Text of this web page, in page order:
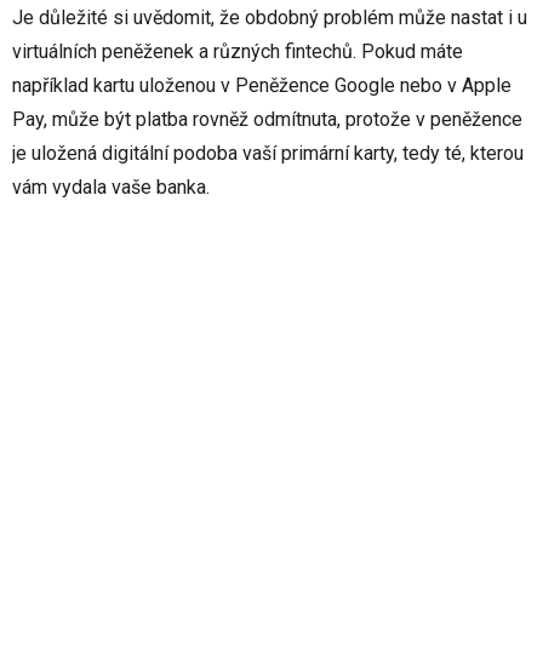
Je důležité si uvědomit, že obdobný problém může nastat i u
virtuálních peněženek a různých fintechů. Pokud máte
například kartu uloženou v Peněžence Google nebo v Apple
Pay, může být platba rovněž odmítnuta, protože v peněžence
je uložená digitální podoba vaší primární karty, tedy té, kterou
vám vydala vaše banka.